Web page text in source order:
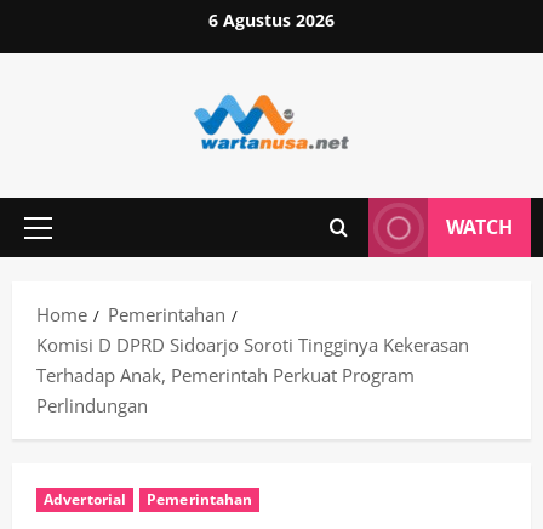
to
6 Agustus 2026
Primary
WATCH
Home
Pemerintahan
Komisi D DPRD Sidoarjo Soroti Tingginya Kekerasan
Terhadap Anak, Pemerintah Perkuat Program
Perlindungan
Advertorial Pemerintahan